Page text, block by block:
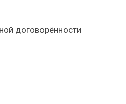
договорённости